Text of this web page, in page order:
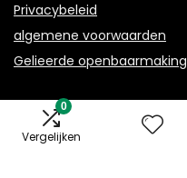
0
Vergelijken
Privacybeleid
algemene voorwaarden
Gelieerde openbaarmaking